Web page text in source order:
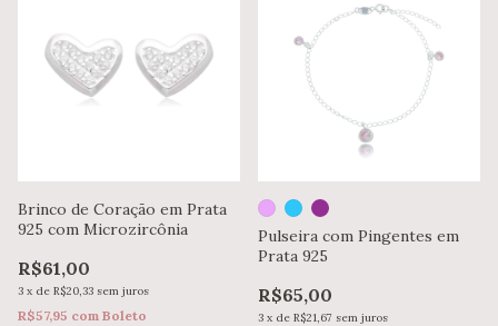
Brinco de Coração em Prata
925 com Microzircônia
R$61,00
3 x de R$20,33 sem juros
R$57,95 com Boleto
Pulseira com Pingentes em
Prata 925
R$65,00
3 x de R$21,67 sem juros